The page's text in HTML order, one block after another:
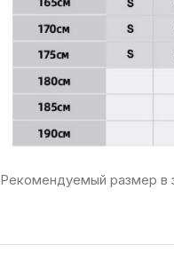
Рекомендуемый размер в